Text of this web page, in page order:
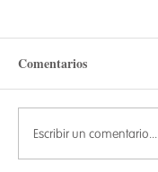
Comentarios
Escribir un comentario...